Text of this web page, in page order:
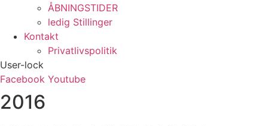
ÅBNINGSTIDER
ledig Stillinger
Kontakt
Privatlivspolitik
User-lock
Facebook Youtube
2016